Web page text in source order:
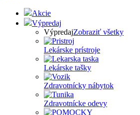
Akcie
Výpredaj
VýpredajZobraziť všetky
Lekárske prístroje
Lekárske tašky
Zdravotnícky nábytok
Zdravotnícke odevy